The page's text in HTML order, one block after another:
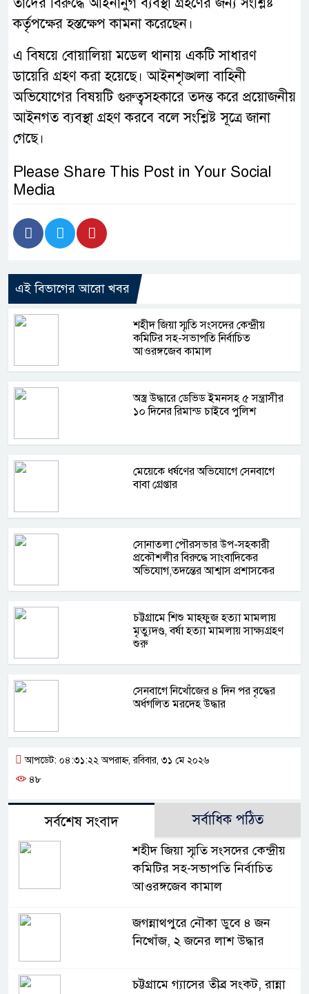
কর্তৃপক্ষের হস্তক্ষেপ কামনা করেছেন।
এ বিষয়ে বোয়ালিয়া মডেল থানায় একটি সাধারণ
ডায়েরি গ্রহণ করা হয়েছে। আইনশৃঙ্খলা বাহিনী
অভিযোগের বিষয়টি গুরুত্বসহকারে তদন্ত করে প্রয়োজনীয়
আইনগত ব্যবস্থা গ্রহণ করবে বলে সংশ্লিষ্ট সূত্রে জানা
গেছে।
Please Share This Post in Your Social
Media
এই বিভাগের আরো খবর
শহীদ জিয়া স্মৃতি সংসদের কেন্দ্রীয়
কমিটির সহ-সভাপতি নির্বাচিত
আওরঙ্গজেব কামাল
অস্ত্র উদ্ধারে ডেভিড ইমনসহ ৫ সন্ত্রাসীর
১০ দিনের রিমান্ড চাইবে পুলিশ
মেয়েকে ধর্ষণের অভিযোগে সেনবাগে
বাবা গ্রেপ্তার
সোনাতলা পৌরসভার উপ-সহকারী
প্রকৌশলীর বিরুদ্ধে সাংবাদিকের
অভিযোগ,তদন্তের আশ্বাস প্রশাসকের
চট্টগ্রামে শিশু মাহফুজ হত্যা মামলায়
মৃত্যুদণ্ড, বর্ষা হত্যা মামলায় সাক্ষ্যগ্রহণ
শুরু
সেনবাগে নিখোঁজের ৪ দিন পর বৃদ্ধের
অর্ধগলিত মরদেহ উদ্ধার
আপডেট: ০৪:৩১:২২ অপরাহ্ন, রবিবার, ৩১ মে ২০২৬
৪৮
সর্বশেষ সংবাদ সর্বাধিক পঠিত
শহীদ জিয়া স্মৃতি সংসদের কেন্দ্রীয়
কমিটির সহ-সভাপতি নির্বাচিত
আওরঙ্গজেব কামাল
জগন্নাথপুরে নৌকা ডুবে ৪ জন
নিখোঁজ, ২ জনের লাশ উদ্ধার
চট্টগ্রামে গ্যাসের তীব্র সংকট, রান্না